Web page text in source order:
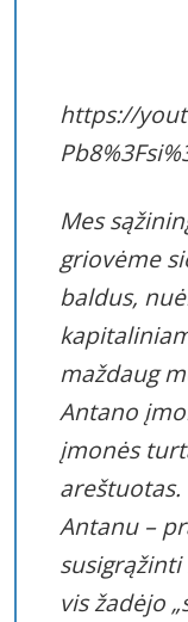
https://
Mes
griovėme
baldus,
maždaug
Antano
įmonės
Antanu –
vis žadėjo